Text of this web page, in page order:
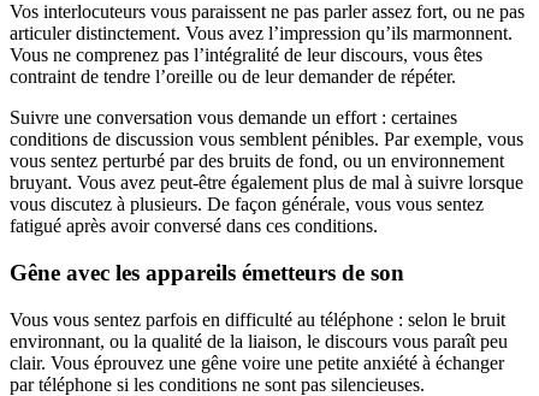
Vos interlocuteurs vous paraissent ne pas parler assez fort, ou ne pas
articuler distinctement. Vous avez l’impression qu’ils marmonnent.
Vous ne comprenez pas l’intégralité de leur discours, vous êtes
contraint de tendre l’oreille ou de leur demander de répéter.
Suivre une conversation vous demande un effort : certaines
conditions de discussion vous semblent pénibles. Par exemple, vous
vous sentez perturbé par des bruits de fond, ou un environnement
bruyant. Vous avez peut-être également plus de mal à suivre lorsque
vous discutez à plusieurs. De façon générale, vous vous sentez
fatigué après avoir conversé dans ces conditions.
Gêne avec les appareils émetteurs de son
Vous vous sentez parfois en difficulté au téléphone : selon le bruit
environnant, ou la qualité de la liaison, le discours vous paraît peu
clair. Vous éprouvez une gêne voire une petite anxiété à échanger
par téléphone si les conditions ne sont pas silencieuses.